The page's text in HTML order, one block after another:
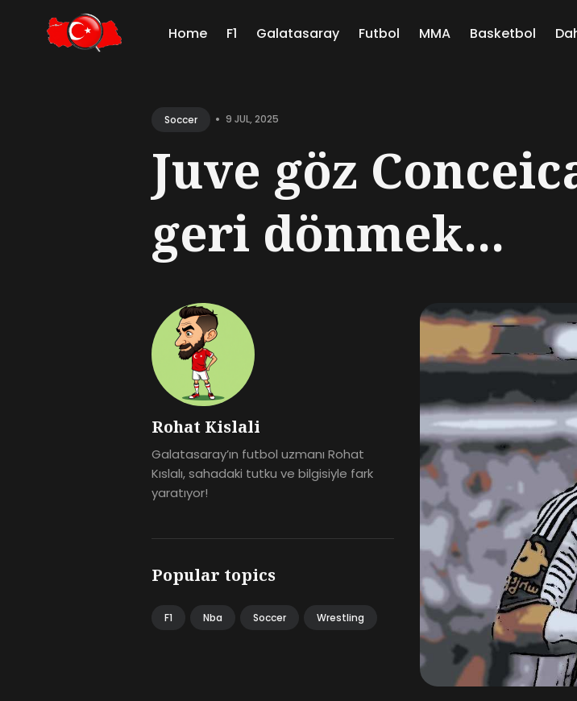
Home F1 Galatasaray Futbol MMA Basketbol
Soccer • 9 JUL, 2025
Juve göz
geri dönmek...
Rohat Kislali
Galatasaray’ın futbol uzmanı Rohat
Kıslalı, sahadaki tutku ve bilgisiyle fark
yaratıyor!
Popular topics
F1 Nba Soccer Wrestling